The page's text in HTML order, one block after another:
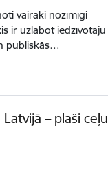
vairāki nozīmīgi
ir uzlabot iedzīvotāju
publiskās…
– plaši ceļu